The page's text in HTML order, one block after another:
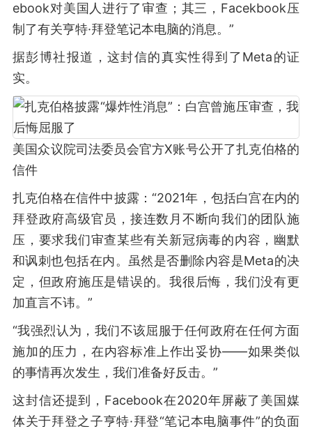
ebook对美国人进行了审查；其三，Facekbook压
制了有关亨特·拜登笔记本电脑的消息。”
据彭博社报道，这封信的真实性得到了Meta的证
实。
美国众议院司法委员会官方X账号公开了扎克伯格的
信件
扎克伯格在信件中披露：“2021年，包括白宫在内的
拜登政府高级官员，接连数月不断向我们的团队施
压，要求我们审查某些有关新冠病毒的内容，幽默
和讽刺也包括在内。虽然是否删除内容是Meta的决
定，但政府施压是错误的。我很后悔，我们没有更
加直言不讳。”
“我强烈认为，我们不该屈服于任何政府在任何方面
施加的压力，在内容标准上作出妥协——如果类似
的事情再次发生，我们准备好反击。”
这封信还提到，Facebook在2020年屏蔽了美国媒
体关于拜登之子亨特·拜登“笔记本电脑事件”的负面